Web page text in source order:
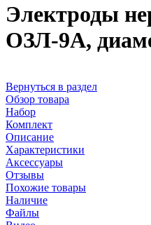
Электроды
ОЗЛ-9А,
Вернуться в раздел
Обзор товара
Набор
Комплект
Описание
Характеристики
Аксессуары
Отзывы
Похожие товары
Наличие
Файлы